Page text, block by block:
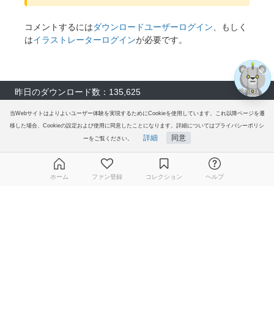
当Webサイトはよりよいユーザー体験を実現するためにCookieを使用しています。これ以降ページを遷
移した場合、Cookieの設定および使用に同意したことになります。詳細についてはプライバシーポリシ
ーをご覧ください。 詳細 同意
コメントするにはダウンロードユーザーログイン 、もしく
はイラストレーターログインが必要です。
昨日のダウンロード数：135,625
先月のダウンロード数：3,576,106
総会員数：1600万人を突破しました
イラストACについて
ホーム ファン登録 コレクション ヘルプ